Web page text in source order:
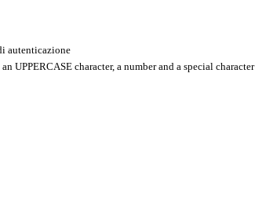
autenticazione
UPPERCASE character, a number and a special character